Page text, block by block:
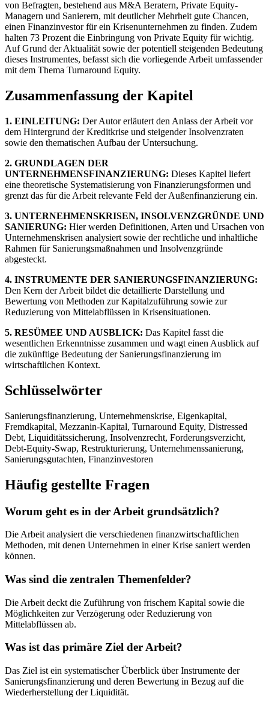
von Befragten, bestehend aus M&A Beratern, Private Equity-
Managern und Sanierern, mit deutlicher Mehrheit gute Chancen,
einen Finanzinvestor für ein Krisenunternehmen zu finden. Zudem
halten 73 Prozent die Einbringung von Private Equity für wichtig.
Auf Grund der Aktualität sowie der potentiell steigenden Bedeutung
dieses Instrumentes, befasst sich die vorliegende Arbeit umfassender
mit dem Thema Turnaround Equity.
Zusammenfassung der Kapitel
1. EINLEITUNG: Der Autor erläutert den Anlass der Arbeit vor
dem Hintergrund der Kreditkrise und steigender Insolvenzraten
sowie den thematischen Aufbau der Untersuchung.
2. GRUNDLAGEN DER
UNTERNEHMENSFINANZIERUNG: Dieses Kapitel liefert
eine theoretische Systematisierung von Finanzierungsformen und
grenzt das für die Arbeit relevante Feld der Außenfinanzierung ein.
3. UNTERNEHMENSKRISEN, INSOLVENZGRÜNDE UND
SANIERUNG: Hier werden Definitionen, Arten und Ursachen von
Unternehmenskrisen analysiert sowie der rechtliche und inhaltliche
Rahmen für Sanierungsmaßnahmen und Insolvenzgründe
abgesteckt.
4. INSTRUMENTE DER SANIERUNGSFINANZIERUNG:
Den Kern der Arbeit bildet die detaillierte Darstellung und
Bewertung von Methoden zur Kapitalzuführung sowie zur
Reduzierung von Mittelabflüssen in Krisensituationen.
5. RESÜMEE UND AUSBLICK: Das Kapitel fasst die
wesentlichen Erkenntnisse zusammen und wagt einen Ausblick auf
die zukünftige Bedeutung der Sanierungsfinanzierung im
wirtschaftlichen Kontext.
Schlüsselwörter
Sanierungsfinanzierung, Unternehmenskrise, Eigenkapital,
Fremdkapital, Mezzanin-Kapital, Turnaround Equity, Distressed
Debt, Liquiditätssicherung, Insolvenzrecht, Forderungsverzicht,
Debt-Equity-Swap, Restrukturierung, Unternehmenssanierung,
Sanierungsgutachten, Finanzinvestoren
Häufig gestellte Fragen
Worum geht es in der Arbeit grundsätzlich?
Die Arbeit analysiert die verschiedenen finanzwirtschaftlichen
Methoden, mit denen Unternehmen in einer Krise saniert werden
können.
Was sind die zentralen Themenfelder?
Die Arbeit deckt die Zuführung von frischem Kapital sowie die
Möglichkeiten zur Verzögerung oder Reduzierung von
Mittelabflüssen ab.
Was ist das primäre Ziel der Arbeit?
Das Ziel ist ein systematischer Überblick über Instrumente der
Sanierungsfinanzierung und deren Bewertung in Bezug auf die
Wiederherstellung der Liquidität.